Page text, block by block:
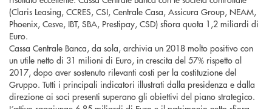
(Claris Leasing, CCRES, CSI, Centrale Casa, Assicura Group, NEAM,
Phoenix, Cesve, IBT, SBA, Prestipay, CSD) sfiora quota 1,2 miliardi di
Euro.
Cassa Centrale Banca, da sola, archivia un 2018 molto positivo con
un utile netto di 31 milioni di Euro, in crescita del 57% rispetto al
2017, dopo aver sostenuto rilevanti costi per la costituzione del
Gruppo. Tutti i principali indicatori illustrati dalla presidenza e dalla
direzione ai soci presenti superano gli obiettivi del piano strategico.